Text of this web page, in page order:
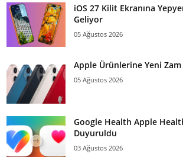
iOS 27 Kilit Ekranına
Geliyor
05 Ağustos 2026
Apple Ürünlerine Yeni Zam
05 Ağustos 2026
Google Health Apple
Duyuruldu
03 Ağustos 2026